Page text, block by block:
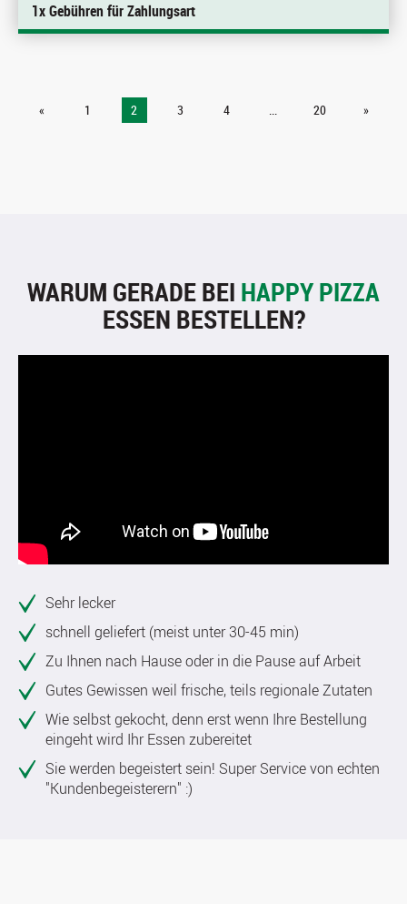
1x Gebühren für Zahlungsart
« 1 2 3 4 ... 20 »
WARUM GERADE BEI HAPPY PIZZA
ESSEN BESTELLEN?
Sehr lecker
schnell geliefert (meist unter 30-45 min)
Zu Ihnen nach Hause oder in die Pause auf Arbeit
Gutes Gewissen weil frische, teils regionale Zutaten
Wie selbst gekocht, denn erst wenn Ihre Bestellung
eingeht wird Ihr Essen zubereitet
Sie werden begeistert sein! Super Service von echten
"Kundenbegeisterern" :)